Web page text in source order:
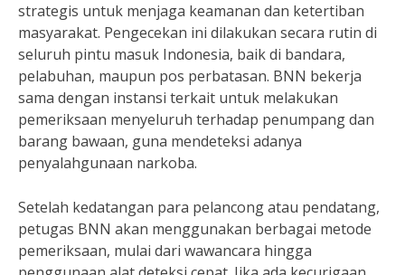
strategis untuk menjaga keamanan dan ketertiban
masyarakat. Pengecekan ini dilakukan secara rutin di
seluruh pintu masuk Indonesia, baik di bandara,
pelabuhan, maupun pos perbatasan. BNN bekerja
sama dengan instansi terkait untuk melakukan
pemeriksaan menyeluruh terhadap penumpang dan
barang bawaan, guna mendeteksi adanya
penyalahgunaan narkoba.
Setelah kedatangan para pelancong atau pendatang,
petugas BNN akan menggunakan berbagai metode
pemeriksaan, mulai dari wawancara hingga